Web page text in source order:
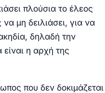
πλούσια το έλεος
μη δειλιάσει, για να
δηλαδή την
είναι η αρχή της
που δεν δοκιμάζεται